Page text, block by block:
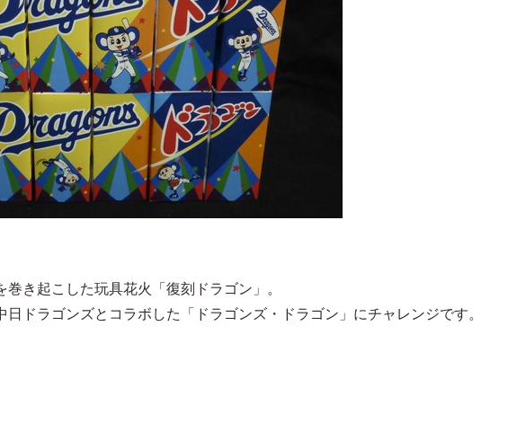
巻き起こした玩具花火「復刻ドラゴン」。
日ドラゴンズとコラボした「ドラゴンズ・ドラゴン」にチャレンジです。